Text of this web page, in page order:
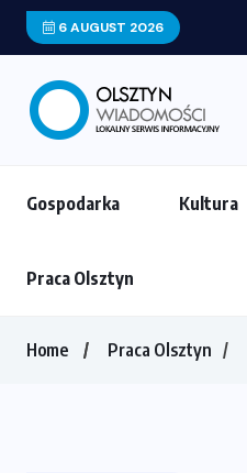
6 AUGUST 2026
Gospodarka Kultura
Praca Olsztyn
Home Praca Olsztyn